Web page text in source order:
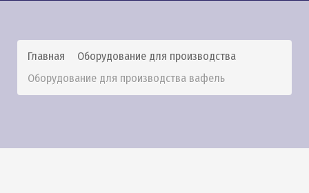
Главная
Оборудование для производства
Оборудование для производства вафель